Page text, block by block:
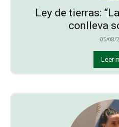
Ley de tierras:
conlleva
05/08/
Leer